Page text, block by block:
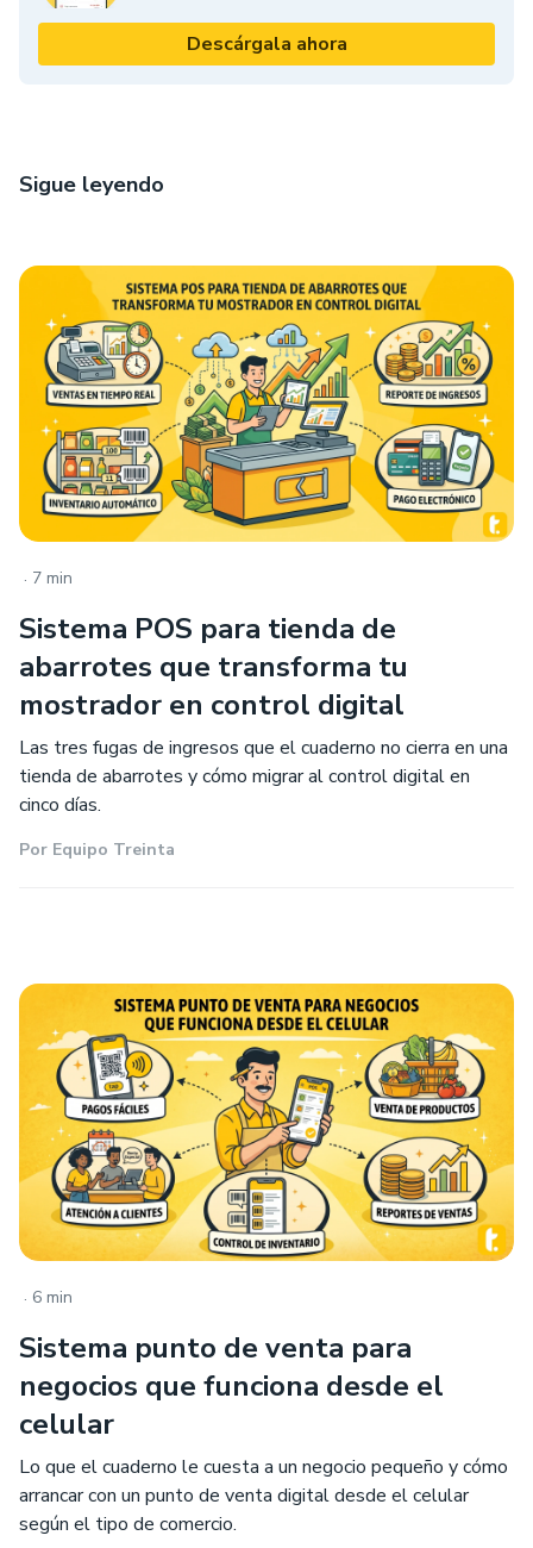
Descárgala ahora
Sigue leyendo
. 7 min
Sistema POS para tienda de
abarrotes que transforma tu
mostrador en control digital
Las tres fugas de ingresos que el cuaderno no cierra en una
tienda de abarrotes y cómo migrar al control digital en
cinco días.
Por Equipo Treinta
. 6 min
Sistema punto de venta para
negocios que funciona desde el
celular
Lo que el cuaderno le cuesta a un negocio pequeño y cómo
arrancar con un punto de venta digital desde el celular
según el tipo de comercio.